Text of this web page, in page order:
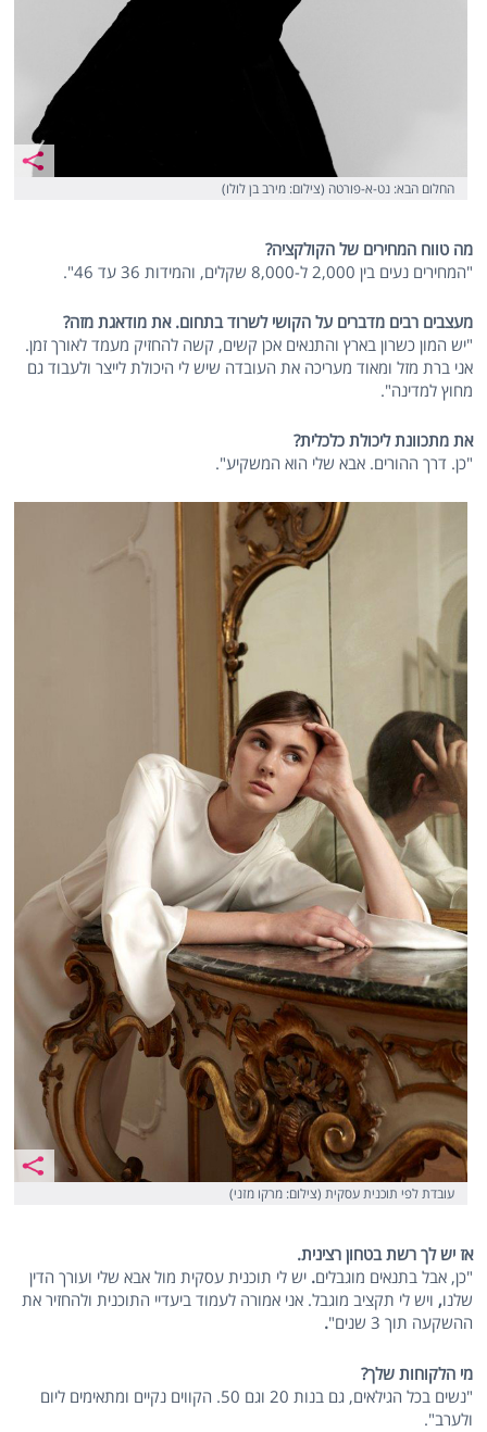
החלום הבא: נט-א-פורטה (צילום: מירב בן לולו)
מה טווח המחירים של הקולקציה?
"המחירים נעים בין 2,000 ל-8,000 שקלים, והמידות 36 עד 46".
מעצבים רבים מדברים על הקושי לשרוד בתחום. את מודאגת מזה?
"יש המון כשרון בארץ והתנאים אכן קשים, קשה להחזיק מעמד לאורך זמן.
אני ברת מזל ומאוד מעריכה את העובדה שיש לי היכולת לייצר ולעבוד גם
מחוץ למדינה".
את מתכוונת ליכולת כלכלית?
"כן. דרך ההורים. אבא שלי הוא המשקיע".
עובדת לפי תוכנית עסקית (צילום: מרקו מזני)
אז יש לך רשת בטחון רצינית.
"כן, אבל בתנאים מוגבלים.יש לי תוכנית עסקית מול אבא שלי ועורך הדין
שלנו, ויש לי תקציב מוגבל. אני אמורה לעמוד ביעדיי התוכנית ולהחזיר את
ההשקעה תוך 3 שנים"
.
מי הלקוחות שלך?
"נשים בכל הגילאים, גם בנות 20 וגם 50. הקווים נקיים ומתאימים ליום
ולערב".